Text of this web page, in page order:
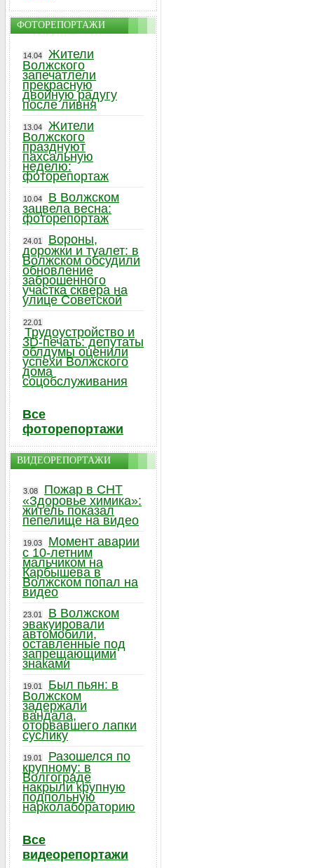
ФОТОРЕПОРТАЖИ
14.04
Жители
Волжского
запечатлели
прекрасную
двойную радугу
после ливня
13.04
Жители
Волжского
празднуют
пахсальную
неделю:
фоторепортаж
10.04
В Волжском
зацвела весна:
фоторепортаж
24.01
Вороны,
дорожки и туалет: в
Волжском обсудили
обновление
заброшенного
участка сквера на
улице Советской
22.01
Трудоустройство и
3D-печать: депутаты
облдумы оценили
успехи Волжского
дома
соцобслуживания
Все
фоторепортажи
ВИДЕОРЕПОРТАЖИ
3.08
Пожар в СНТ
«Здоровье химика»:
житель показал
пепелище на видео
19.03
Момент аварии
с 10-летним
мальчиком на
Карбышева в
Волжском попал на
видео
23.01
В Волжском
эвакуировали
автомобили,
оставленные под
запрещающими
знаками
19.01
Был пьян: в
Волжском
задержали
вандала,
оторвавшего лапки
суслику
19.01
Разошелся по
крупному: в
Волгограде
накрыли крупную
подпольную
нарколабораторию
Все
видеорепортажи